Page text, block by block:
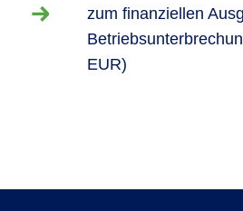
zum finanziellen
EUR)